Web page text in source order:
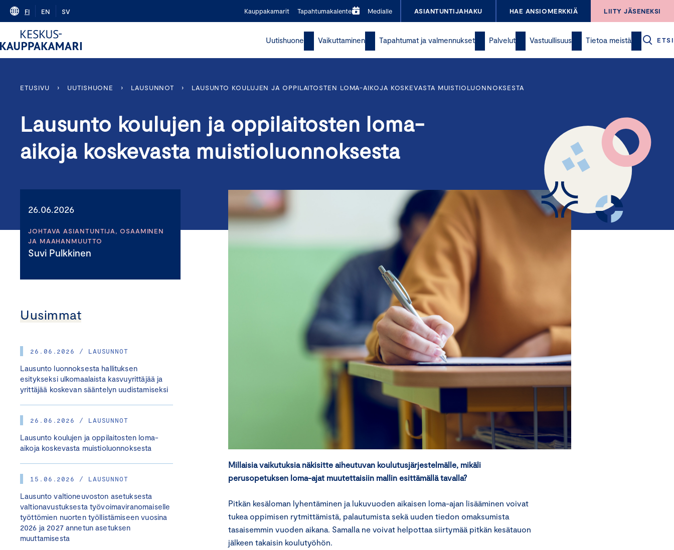
Skip
content
FI EN SV Kauppakamarit Tapahtumakalenteri Medialle ASIANTUNTIJAHAKU HAE ANSIOMERKKIÄ LIITY JÄSENEKSI
Uutishuone Vaikuttaminen Tapahtumat ja valmennukset Palvelut Vastuullisuus Tietoa meistä ETSI
ETUSIVU › UUTISHUONE › LAUSUNNOT › LAUSUNTO KOULUJEN JA OPPILAITOSTEN LOMA-AIKOJA KOSKEVASTA MUISTIOLUONNOKSESTA
Lausunto koulujen ja oppilaitosten loma-
aikoja koskevasta muistioluonnoksesta
26.06.2026
JOHTAVA ASIANTUNTIJA, OSAAMINEN
JA MAAHANMUUTTO
Suvi Pulkkinen
Uusimmat
26.06.2026 / LAUSUNNOT
Lausunto luonnoksesta hallituksen
esitykseksi ulkomaalaista kasvuyrittäjää ja
yrittäjää koskevan sääntelyn uudistamiseksi
26.06.2026 / LAUSUNNOT
Lausunto koulujen ja oppilaitosten loma-
aikoja koskevasta muistioluonnoksesta
15.06.2026 / LAUSUNNOT
Lausunto valtioneuvoston asetuksesta
valtionavustuksesta työvoimaviranomaiselle
työttömien nuorten työllistämiseen vuosina
2026 ja 2027 annetun asetuksen
muuttamisesta
Millaisia vaikutuksia näkisitte aiheutuvan koulutusjärjestelmälle, mikäli
perusopetuksen loma-ajat muutettaisiin mallin esittämällä tavalla?
Pitkän kesäloman lyhentäminen ja lukuvuoden aikaisen loma-ajan lisääminen voivat
tukea oppimisen rytmittämistä, palautumista sekä uuden tiedon omaksumista
tasaisemmin vuoden aikana. Samalla ne voivat helpottaa siirtymää pitkän kesätauon
jälkeen takaisin koulutyöhön.